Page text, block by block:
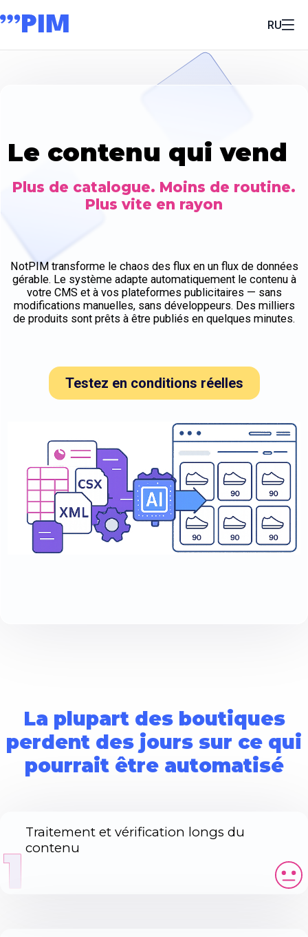
RU
Le contenu qui vend
Plus de catalogue. Moins de routine.
Plus vite en rayon
NotPIM transforme le chaos des flux en un flux de données
gérable. Le système adapte automatiquement le contenu à
votre CMS et à vos plateformes publicitaires — sans
modifications manuelles, sans développeurs. Des milliers
de produits sont prêts à être publiés en quelques minutes.
Testez en conditions réelles
La plupart des boutiques
perdent des jours sur ce qui
pourrait être automatisé
Traitement et vérification longs du
contenu
1